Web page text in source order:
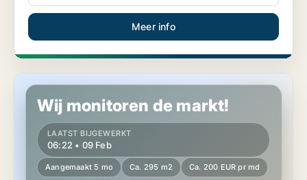
Meer info
Productie in Rotterdam
Wij monitoren de markt!
LAATST BIJGEWERKT
06:22 • 09 Feb
Aangemaakt 5 mo Ca. 295 m2 Ca. 200 EUR pr md